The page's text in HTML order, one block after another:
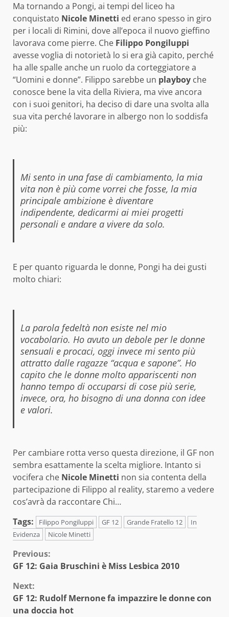
Ma tornando a Pongi, ai tempi del liceo ha
conquistato Nicole Minetti ed erano spesso in giro
per i locali di Rimini, dove all’epoca il nuovo gieffino
lavorava come pierre. Che Filippo Pongiluppi
avesse voglia di notorietà lo si era già capito, perché
ha alle spalle anche un ruolo da corteggiatore a
“Uomini e donne”. Filippo sarebbe un playboy che
conosce bene la vita della Riviera, ma vive ancora
con i suoi genitori, ha deciso di dare una svolta alla
sua vita perché lavorare in albergo non lo soddisfa
più:
Mi sento in una fase di cambiamento, la mia
vita non è più come vorrei che fosse, la mia
principale ambizione è diventare
indipendente, dedicarmi ai miei progetti
personali e andare a vivere da solo.
E per quanto riguarda le donne, Pongi ha dei gusti
molto chiari:
La parola fedeltà non esiste nel mio
vocabolario. Ho avuto un debole per le donne
sensuali e procaci, oggi invece mi sento più
attratto dalle ragazze “acqua e sapone”. Ho
capito che le donne molto appariscenti non
hanno tempo di occuparsi di cose più serie,
invece, ora, ho bisogno di una donna con idee
e valori.
Per cambiare rotta verso questa direzione, il GF non
sembra esattamente la scelta migliore. Intanto si
vocifera che Nicole Minetti non sia contenta della
partecipazione di Filippo al reality, staremo a vedere
cos’avrà da raccontare Chi…
Tags:
Filippo Pongiluppi GF 12 Grande Fratello 12
In
Evidenza
Nicole Minetti
Continue
Previous:
GF 12: Gaia Bruschini è Miss Lesbica 2010
Next:
GF 12: Rudolf Mernone fa impazzire le donne con
una doccia hot